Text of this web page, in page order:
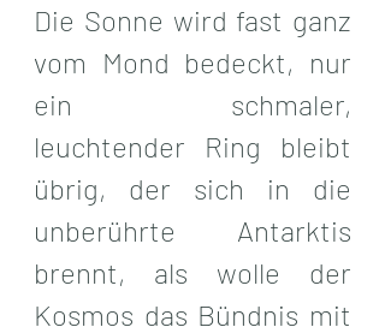
Die Sonne wird fast ganz
vom Mond bedeckt, nur
ein schmaler,
leuchtender Ring bleibt
übrig, der sich in die
unberührte Antarktis
brennt, als wolle der
Kosmos das Bündnis mit